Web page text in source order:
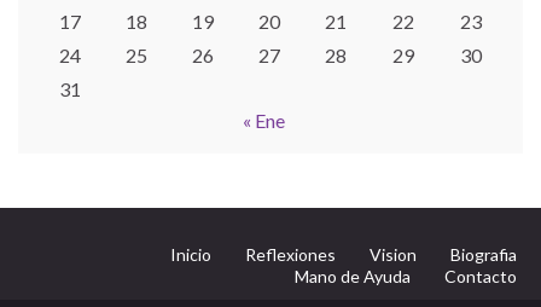
17
18 19 20 21 22
23
24
25 26 27 28 29
30
31
« Ene
Inicio Reflexiones Vision
Biografia
Mano de Ayuda
Contacto